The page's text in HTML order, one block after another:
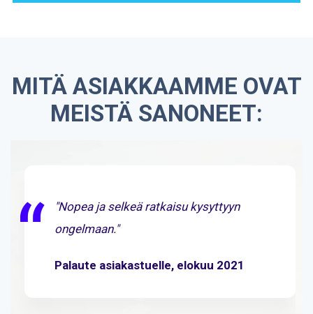
MITÄ ASIAKKAAMME OVAT
MEISTÄ SANONEET:
"Nopea ja selkeä ratkaisu kysyttyyn
ongelmaan."
Palaute asiakastuelle, elokuu 2021